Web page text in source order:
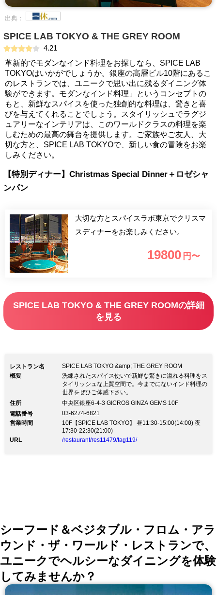
出典：
SPICE LAB TOKYO & THE GREY ROOM
4.21
革新的でモダンなインド料理をお探しなら、SPICE LAB
TOKYOはいかがでしょうか。銀座の高層ビル10階にあるこ
のレストランでは、ユニークで思い出に残るダイニング体
験ができます。モダンなインド料理」というコンセプトの
もと、新鮮なスパイスを使った独創的な料理は、驚きと喜
びを与えてくれることでしょう。スタイリッシュでラグジ
ュアリーなインテリアは、このワールドクラスの料理を楽
しむための最高の舞台を提供します。ご家族やご友人、大
切な方と、SPICE LAB TOKYOで、新しい食の冒険をお楽
しみください。
【特別ディナー】Christmas Special Dinner＋ロゼシャ
ンパン
大切な方とスパイスラボ東京でクリスマ
スディナーをお楽しみください。
19800 円〜
SPICE LAB TOKYO & THE GREY ROOMの詳細
を見る
レストラン名
SPICE LAB TOKYO &amp; THE GREY ROOM
概要
洗練されたスパイス使いで新鮮な驚きに溢れる料理をス
タイリッシュな上質空間で。今までにないインド料理の
世界をぜひご体感下さい。
住所
中央区銀座6-4-3 GICROS GINZA GEMS 10F
電話番号
03-6274-6821
営業時間
10F【SPICE LAB TOKYO】 昼11:30-15:00(14:00) 夜
17:30-22:30(21:00)
URL
/restaurant/res11479/tag119/
シーフード＆ベジタブル・フロム・アラ
ウンド・ザ・ワールド・レストランで、
ユニークでヘルシーなダイニングを体験
してみませんか？